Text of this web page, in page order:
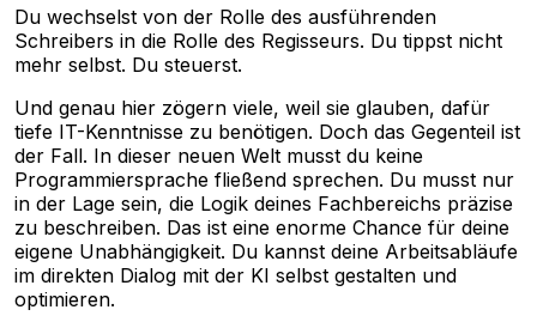
Du wechselst von der Rolle des ausführenden
Schreibers in die Rolle des Regisseurs. Du tippst nicht
mehr selbst. Du steuerst.
Und genau hier zögern viele, weil sie glauben, dafür
tiefe IT-Kenntnisse zu benötigen. Doch das Gegenteil ist
der Fall. In dieser neuen Welt musst du keine
Programmiersprache fließend sprechen. Du musst nur
in der Lage sein, die Logik deines Fachbereichs präzise
zu beschreiben. Das ist eine enorme Chance für deine
eigene Unabhängigkeit. Du kannst deine Arbeitsabläufe
im direkten Dialog mit der KI selbst gestalten und
optimieren.